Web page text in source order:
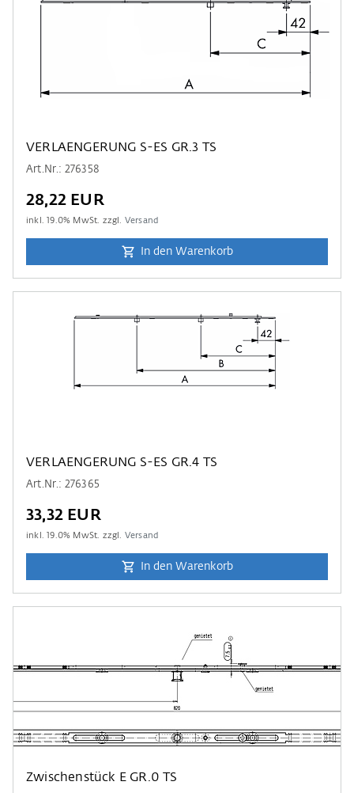
VERLAENGERUNG S-ES GR.3 TS
Art.Nr.: 276358
28,22 EUR
inkl.19.0% MwSt. zzgl. Versand
In den Warenkorb
VERLAENGERUNG S-ES GR.4 TS
Art.Nr.: 276365
33,32 EUR
inkl.19.0% MwSt. zzgl. Versand
In den Warenkorb
Zwischenstück E GR.0 TS